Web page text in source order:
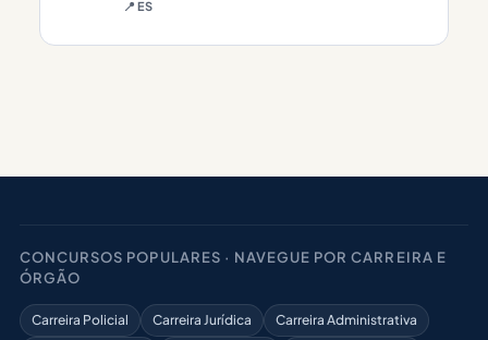
📍 ES
CONCURSOS POPULARES · NAVEGUE POR CARREIRA E
ÓRGÃO
Carreira Policial Carreira Jurídica
Carreira Administrativa